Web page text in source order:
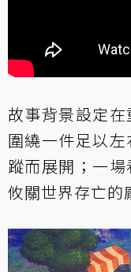
故事背景設定在
圍繞一件足以
蹤而展開；一
攸關世界存亡的